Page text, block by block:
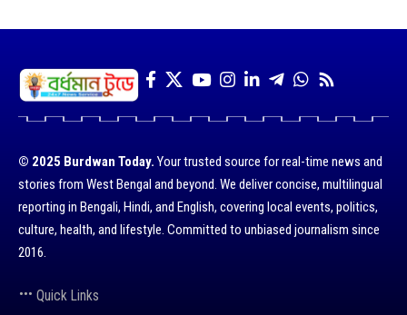
© 2025 Burdwan Today. Your trusted source for real-time news and
stories from West Bengal and beyond. We deliver concise, multilingual
reporting in Bengali, Hindi, and English, covering local events, politics,
culture, health, and lifestyle. Committed to unbiased journalism since
2016.
Quick Links